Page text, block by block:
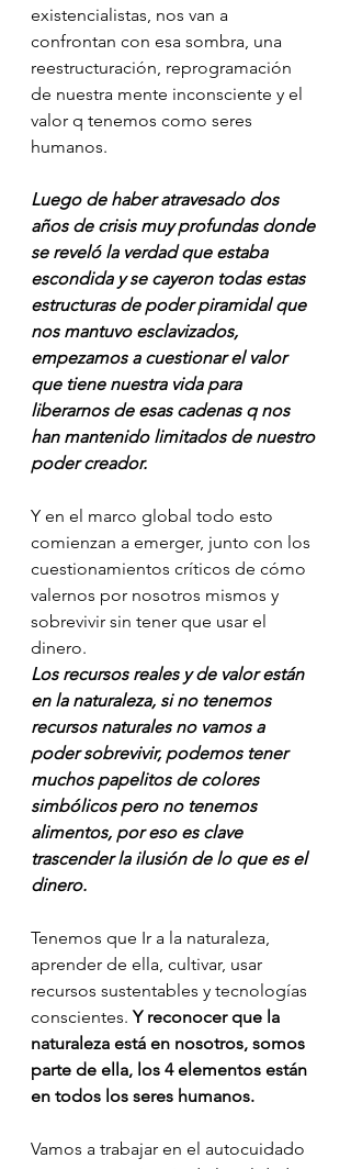
existencialistas, nos van a
confrontan con esa sombra, una
reestructuración, reprogramación
de nuestra mente inconsciente y el
valor q tenemos como seres
humanos.
Luego de haber atravesado dos
años de crisis muy profundas donde
se reveló la verdad que estaba
escondida y se cayeron todas estas
estructuras de poder piramidal que
nos mantuvo esclavizados,
empezamos a cuestionar el valor
que tiene nuestra vida para
liberarnos de esas cadenas q nos
han mantenido limitados de nuestro
poder creador.
Y en el marco global todo esto
comienzan a emerger, junto con los
cuestionamientos críticos de cómo
valernos por nosotros mismos y
sobrevivir sin tener que usar el
dinero.
Los recursos reales y de valor están
en la naturaleza, si no tenemos
recursos naturales no vamos a
poder sobrevivir, podemos tener
muchos papelitos de colores
simbólicos pero no tenemos
alimentos, por eso es clave
trascender la ilusión de lo que es el
dinero.
Tenemos que Ir a la naturaleza,
aprender de ella, cultivar, usar
recursos sustentables y tecnologías
conscientes. Y reconocer que la
naturaleza está en nosotros, somos
parte de ella, los 4 elementos están
en todos los seres humanos.
Vamos a trabajar en el autocuidado